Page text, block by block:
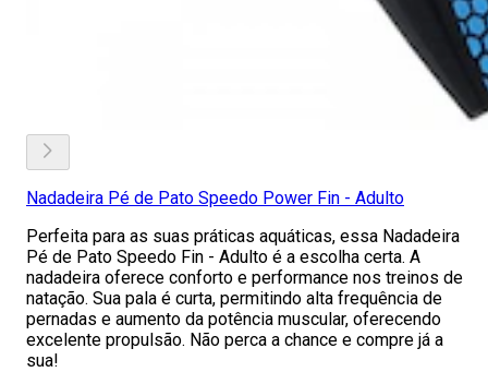
Nadadeira Pé de Pato Speedo Power Fin - Adulto
Perfeita para as suas práticas aquáticas, essa Nadadeira
Pé de Pato Speedo Fin - Adulto é a escolha certa. A
nadadeira oferece conforto e performance nos treinos de
natação. Sua pala é curta, permitindo alta frequência de
pernadas e aumento da potência muscular, oferecendo
excelente propulsão. Não perca a chance e compre já a
sua!